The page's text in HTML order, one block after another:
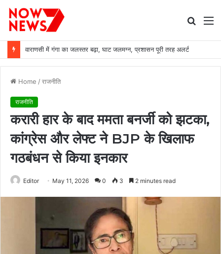
Search
वाराणसी में गंगा का जलस्तर बढ़ा, घाट जलमग्न, प्रशासन पूरी तरह अलर्ट
Home /राजनीति
राजनीति
करारी हार के बाद ममता बनर्जी को झटका,
कांग्रेस और लेफ्ट ने BJP के खिलाफ
गठबंधन से किया इनकार
Editor May 11, 2026 0 3 2 minutes read